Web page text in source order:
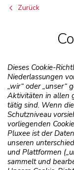
Zurück
Dieses Cookie-
Niederlassungen
„wir“ oder „unser“
Aktivitäten in allen
tätig sind. Wenn
Schutzniveau
vorliegenden
Pluxee ist der
unseren
und Plattformen
sammelt und